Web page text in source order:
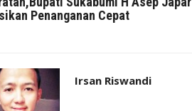
Penanganan Cepat
Irsan Riswandi